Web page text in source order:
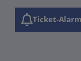
Ticket-Alarm